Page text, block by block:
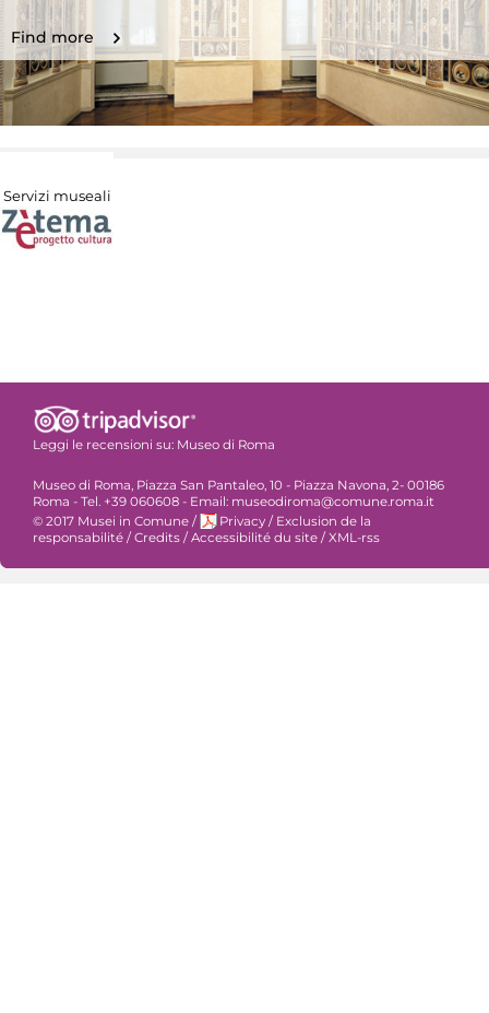
Find more
Servizi museali
Leggi le recensioni su: Museo di Roma
Museo di Roma, Piazza San Pantaleo, 10 - Piazza Navona, 2- 00186
Roma - Tel. +39 060608 - Email: museodiroma@comune.roma.it
© 2017 Musei in Comune / Privacy / Exclusion de la
responsabilité /Credits /Accessibilité du site /XML-rss